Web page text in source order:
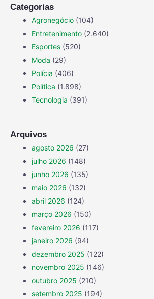
Categorias
Agronegócio (104)
Entretenimento (2.640)
Esportes (520)
Moda (29)
Polícia (406)
Política (1.898)
Tecnologia (391)
Arquivos
agosto 2026 (27)
julho 2026 (148)
junho 2026 (135)
maio 2026 (132)
abril 2026 (124)
março 2026 (150)
fevereiro 2026 (117)
janeiro 2026 (94)
dezembro 2025 (122)
novembro 2025 (146)
outubro 2025 (210)
setembro 2025 (194)